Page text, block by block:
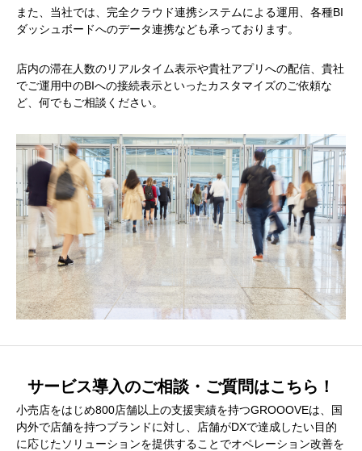
また、当社では、完全クラウド連携システムによる運用、各種BI
ダッシュボードへのデータ連携なども承っております。
店内の滞在人数のリアルタイム表示や貴社アプリへの配信、貴社
でご運用中のBIへの接続表示といったカスタマイズのご依頼な
ど、何でもご相談ください。
サービス導入のご相談・ご質問はこちら！
小売店をはじめ800店舗以上の支援実績を持つGROOOVEは、国
内外で店舗を持つブランドに対し、店舗がDXで達成したい目的
に応じたソリューションを提供することでオペレーション改善を